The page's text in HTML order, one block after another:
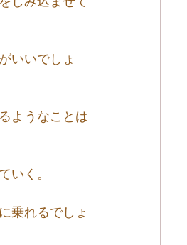
いいでしょ
ようなことは
いく。
乗れるでしょ